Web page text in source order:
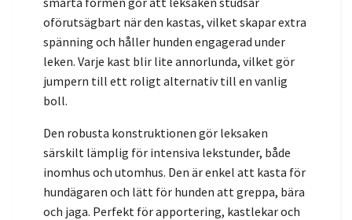
oförutsägbart när den kastas, vilket skapar extra
spänning och håller hunden engagerad under
leken. Varje kast blir lite annorlunda, vilket gör
jumpern till ett roligt alternativ till en vanlig
boll.
Den robusta konstruktionen gör leksaken
särskilt lämplig för intensiva lekstunder, både
inomhus och utomhus. Den är enkel att kasta för
hundägaren och lätt för hunden att greppa, bära
och jaga. Perfekt för apportering, kastlekar och